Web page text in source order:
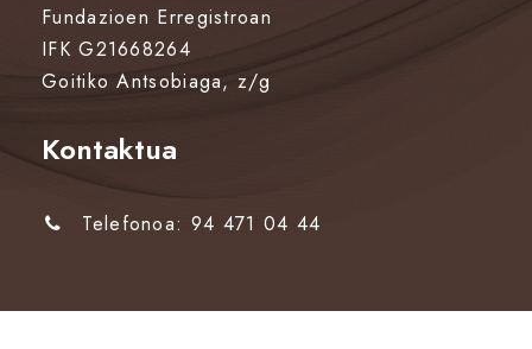
Fundazioen Erregistroan
IFK G21668264
Goitiko Antsobiaga, z/g
Kontaktua
Telefonoa: 94 471 04 44